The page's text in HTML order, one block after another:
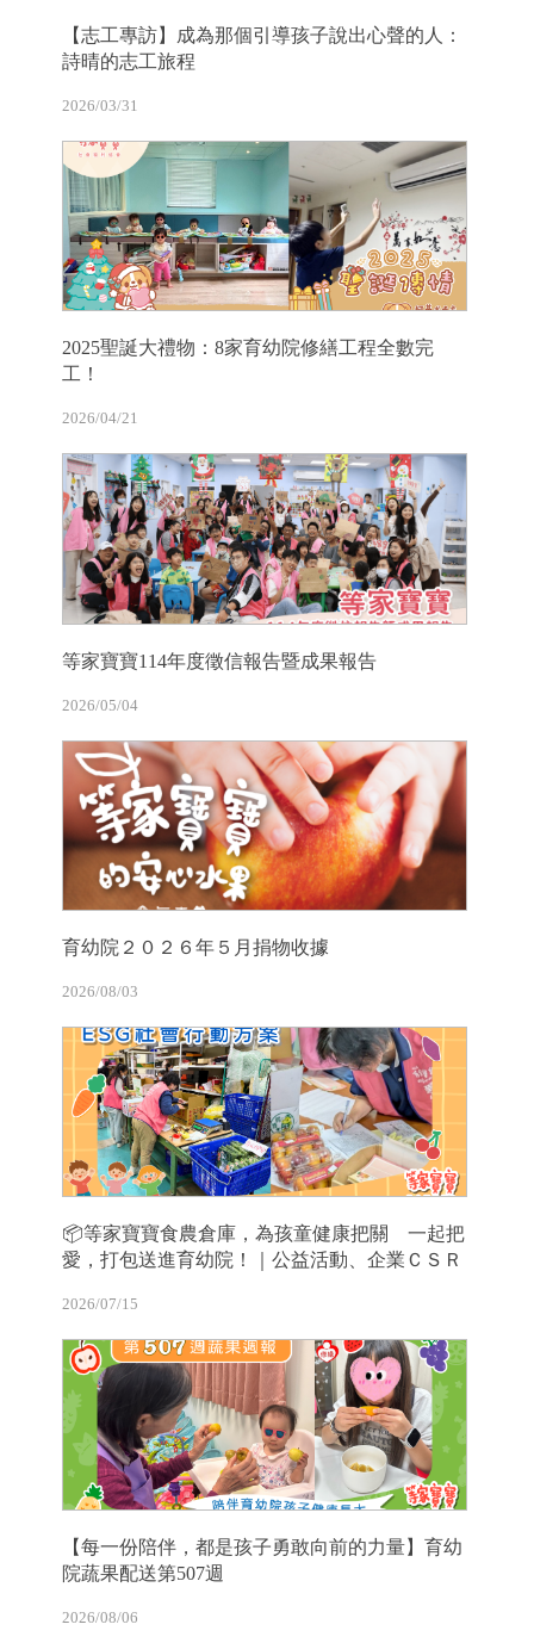
【志工專訪】成為那個引導孩子說出心聲的人：
詩晴的志工旅程
2026/03/31
2025聖誕大禮物：8家育幼院修繕工程全數完
工！
2026/04/21
等家寶寶114年度徵信報告暨成果報告
2026/05/04
育幼院２０２６年５月捐物收據
2026/08/03
📦等家寶寶食農倉庫，為孩童健康把關 一起把
愛，打包送進育幼院！｜公益活動、企業ＣＳＲ
2026/07/15
【每一份陪伴，都是孩子勇敢向前的力量】育幼
院蔬果配送第507週
2026/08/06